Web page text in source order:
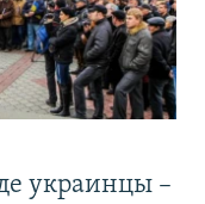
украинцы –